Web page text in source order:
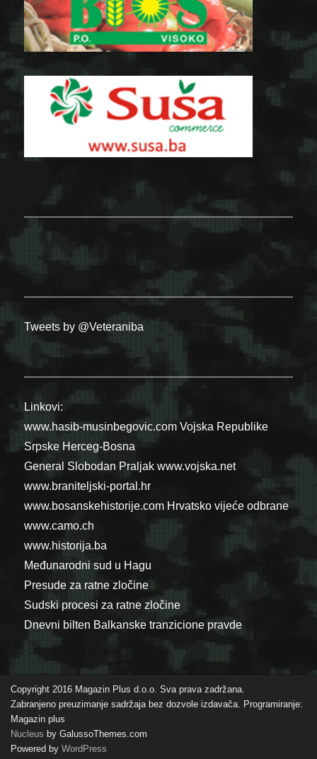
Tweets by @Veteraniba
Linkovi:
www.hasib-musinbegovic.com Vojska Republike
Srpske Herceg-Bosna
General Slobodan Praljak www.vojska.net
www.braniteljski-portal.hr
www.bosanskehistorije.com Hrvatsko vijeće odbrane
www.camo.ch
www.historija.ba
Međunarodni sud u Hagu
Presude za ratne zločine
Sudski procesi za ratne zločine
Dnevni bilten Balkanske tranzicione pravde
Copyright 2016 Magazin Plus d.o.o. Sva prava zadržana.
Zabranjeno preuzimanje sadržaja bez dozvole izdavača. Programiranje:
Magazin plus
Nucleus by GalussoThemes.com
Powered byWordPress